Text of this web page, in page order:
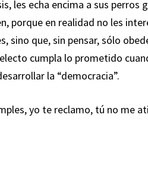
les echa encima a sus perros
porque en realidad no les
sino que, sin pensar, sólo
cumpla lo prometido
la “democracia”.
yo te reclamo, tú no me